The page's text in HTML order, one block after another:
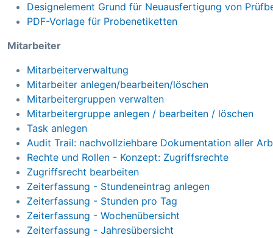
Designelement Grund für Neuausfertigung von
PDF-Vorlage für Probenetiketten
Mitarbeiter
Mitarbeiterverwaltung
Mitarbeiter anlegen/bearbeiten/löschen
Mitarbeitergruppen verwalten
Mitarbeitergruppe anlegen / bearbeiten / löschen
Task anlegen
Audit Trail: nachvollziehbare Dokumentation aller
Rechte und Rollen - Konzept: Zugriffsrechte
Zugriffsrecht bearbeiten
Zeiterfassung - Stundeneintrag anlegen
Zeiterfassung - Stunden pro Tag
Zeiterfassung - Wochenübersicht
Zeiterfassung - Jahresübersicht